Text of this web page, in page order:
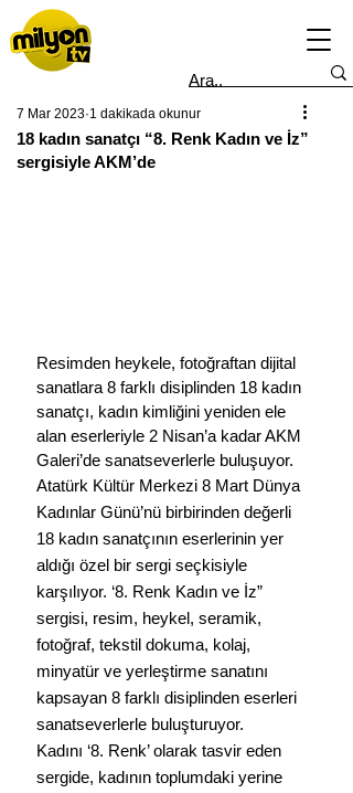
18 kadın sanatçı “8. Renk Kadın ve İz”
sergisiyle AKM’de
7 Mar 2023 1 dakikada okunur
Resimden heykele, fotoğraftan dijital
sanatlara 8 farklı disiplinden 18 kadın
sanatçı, kadın kimliğini yeniden ele
alan eserleriyle 2 Nisan’a kadar AKM
Galeri’de sanatseverlerle buluşuyor.
Atatürk Kültür Merkezi 8 Mart Dünya
Kadınlar Günü’nü birbirinden değerli
18 kadın sanatçının eserlerinin yer
aldığı özel bir sergi seçkisiyle
karşılıyor. ‘8. Renk Kadın ve İz”
sergisi, resim, heykel, seramik,
fotoğraf, tekstil dokuma, kolaj,
minyatür ve yerleştirme sanatını
kapsayan 8 farklı disiplinden eserleri
sanatseverlerle buluşturuyor.
Kadını ‘8. Renk’ olarak tasvir eden
sergide, kadının toplumdaki yerine